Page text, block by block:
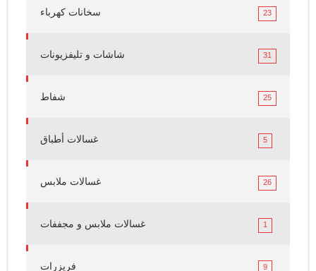
سخانات كهرباء 23
شاشات و تليفزيونات 31
شفاط 25
غسالات أطباق 5
غسالات ملابس 26
غسالات ملابس و مجففات 1
فريزرات 9